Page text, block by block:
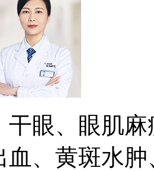
干眼、眼肌
血、黄斑水